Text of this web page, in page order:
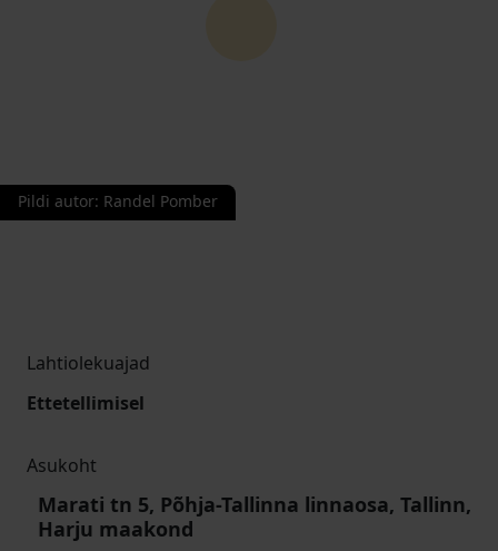
Pildi autor: Randel Pomber
Lahtiolekuajad
Ettetellimisel
Asukoht
Marati tn 5, Põhja-Tallinna linnaosa, Tallinn,
Harju maakond